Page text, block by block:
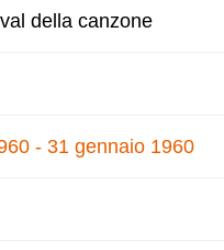
della canzone
- 31 gennaio 1960